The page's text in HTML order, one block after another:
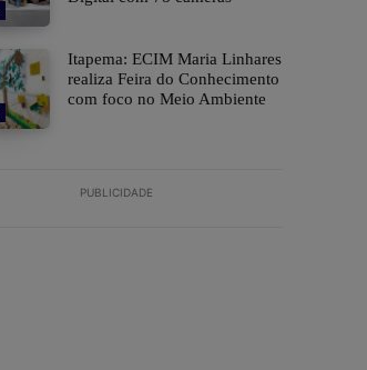
Itapema: ECIM Maria Linhares
realiza Feira do Conhecimento
com foco no Meio Ambiente
PUBLICIDADE